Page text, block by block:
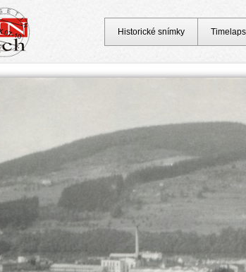
Historické snímky